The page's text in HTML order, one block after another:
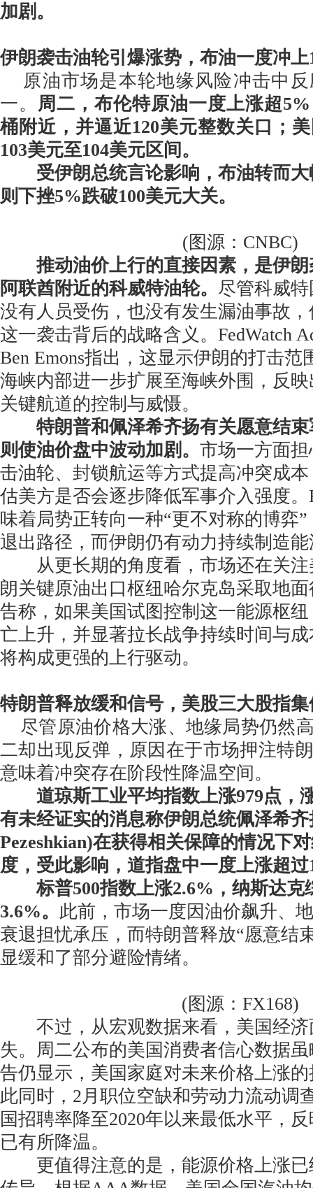
加剧。
伊朗袭击油轮引爆涨势，布油一度冲上
原油市场是本轮地缘风险冲击中反
一。 周二，布伦特原油一度上涨超
桶附近，并逼近120美元整数关口；
103美元至104美元区间。
受伊朗总统言论影响，布油转而
则下挫5%跌破100美元大关。
(图源：CNBC)
推动油价上行的直接因素，是伊
阿联酋附近的科威特油轮。 尽管科威
没有人员受伤，也没有发生漏油事故
这一袭击背后的战略含义。FedWatch
Ben Emons指出，这显示伊朗的打击范
海峡内部进一步扩展至海峡外围，反
关键航道的控制与威慑。
特朗普和佩泽希齐扬有关愿意结
则使油价盘中波动加剧。 市场一方面
击油轮、封锁航运等方式提高冲突成
估美方是否会逐步降低军事介入强度。
味着局势正转向一种“更不对称的博弈
退出路径，而伊朗仍有动力持续制造
从更长期的角度看，市场还在关注
朗关键原油出口枢纽哈尔克岛采取地
告称，如果美国试图控制这一能源枢
亡上升，并显著拉长战争持续时间与
将构成更强的上行驱动。
特朗普释放缓和信号，美股三大股指
尽管原油价格大涨、地缘局势仍然
二却出现反弹，原因在于市场押注特
意味着冲突存在阶段性降温空间。
道琼斯工业平均指数上涨979点，
有未经证实的消息称伊朗总统佩泽希齐
Pezeshkian)在获得相关保障的情况下
度，受此影响，道指盘中一度上涨超过
标普500指数上涨2.6%，纳斯达克
3.6%。 此前，市场一度因油价飙升、
衰退担忧承压，而特朗普释放“愿意结
显缓和了部分避险情绪。
(图源：FX168)
不过，从宏观数据来看，美国经济
失。周二公布的美国消费者信心数据
告仍显示，美国家庭对未来价格上涨
此同时，2月职位空缺和劳动力流动调
国招聘率降至2020年以来最低水平，
已有所降温。
更值得注意的是，能源价格上涨已